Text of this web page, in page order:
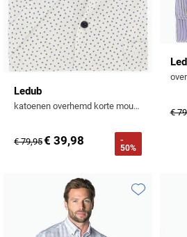
Ledub
katoenen overhemd korte mouw wit geprint
€ 79,95€ 39,98
-
50%
€
Toevoegen